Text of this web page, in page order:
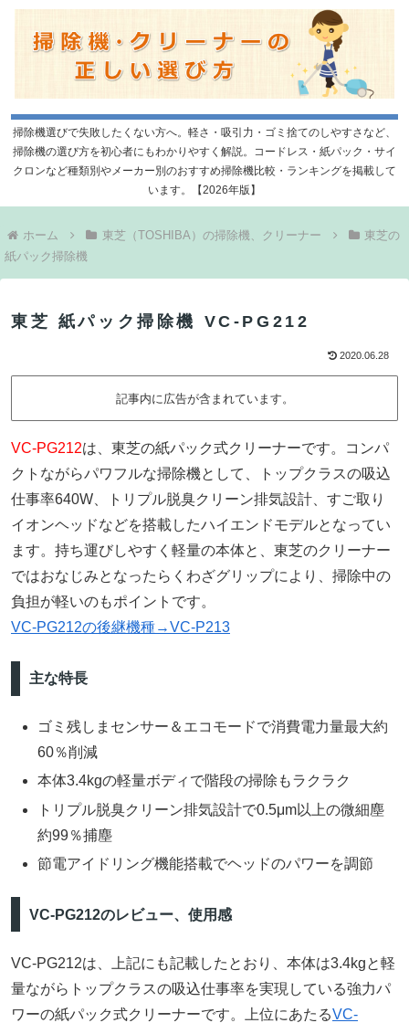
掃除機選びで失敗したくない方へ。軽さ・吸引力・ゴミ捨てのしやすさなど、
掃除機の選び方を初心者にもわかりやすく解説。コードレス・紙パック・サイ
クロンなど種類別やメーカー別のおすすめ掃除機比較・ランキングを掲載して
います。【2026年版】
ホーム 東芝（TOSHIBA）の掃除機、クリーナー
東芝の
紙パック掃除機
東芝 紙パック掃除機 VC-PG212
2020.06.28
記事内に広告が含まれています。
VC-PG212は、東芝の紙パック式クリーナーです。コンパ
クトながらパワフルな掃除機として、トップクラスの吸込
仕事率640W、トリプル脱臭クリーン排気設計、すご取り
イオンヘッドなどを搭載したハイエンドモデルとなってい
ます。持ち運びしやすく軽量の本体と、東芝のクリーナー
ではおなじみとなったらくわざグリップにより、掃除中の
負担が軽いのもポイントです。
VC-PG212の後継機種→VC-P213
主な特長
ゴミ残しまセンサー＆エコモードで消費電力量最大約
60％削減
本体3.4kgの軽量ボディで階段の掃除もラクラク
トリプル脱臭クリーン排気設計で0.5μm以上の微細塵
約99％捕塵
節電アイドリング機能搭載でヘッドのパワーを調節
VC-PG212のレビュー、使用感
VC-PG212は、上記にも記載したとおり、本体は3.4kgと軽
量ながらトップクラスの吸込仕事率を実現している強力パ
ワーの紙パック式クリーナーです。上位にあたるVC-